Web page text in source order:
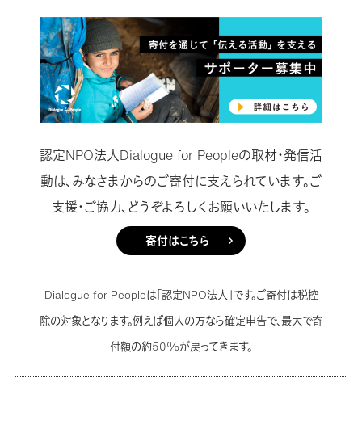
認定NPO法人Dialogue for Peopleの取材・発信活
動は、みなさまからのご寄付に支えられています。ご
支援・ご協力、どうぞよろしくお願いいたします。
寄付はこちら
Dialogue for Peopleは「認定NPO法人」です。ご寄付は税控
除の対象となります。例えば個人の方なら確定申告で、最大で寄
付額の約50%が戻ってきます。